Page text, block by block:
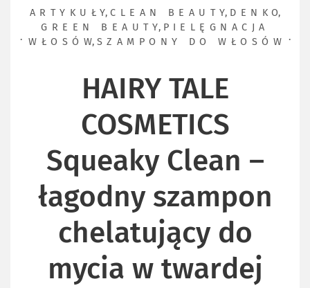
ARTYKUŁY,CLEAN BEAUTY, DENKO,
GREEN BEAUTY, PIELĘGNACJA
WŁOSÓW, SZAMPONY DO WŁOSÓW
HAIRY TALE
COSMETICS
Squeaky Clean –
łagodny szampon
chelatujący do
mycia w twardej